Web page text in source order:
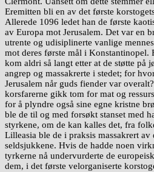
Eremitten bli en av det første
Allerede 1096 ledet han de første
av Europa mot Jerusalem. Det var en
utrente og udisiplinerte vanlige
mot deres første mål i Konstantinopel.
kom aldri så langt etter at de støtte på
angrep og massakrerte i stedet; for
Jerusalem når guds fiender var
korsfarerne gikk tom for mat og
for å plyndre også sine egne kristne
ble de til og med forsøkt stanset med
styrkene, om de kan kalles det, fra
Lilleasia ble de i praksis massakrert
seldsjukkene. Hvis de hadde noen
tyrkerne nå undervurderte de
dem, i det første velorganiserte